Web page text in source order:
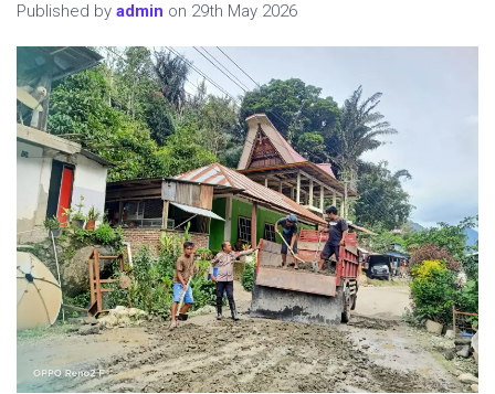
Published by admin on 29th May 2026